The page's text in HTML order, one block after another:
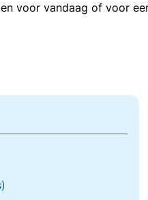
voor vandaag of voor